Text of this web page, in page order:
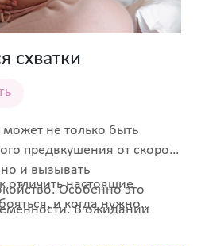
схватки
не только быть
предвкушения от скорой
и вызывать
Особенно это
В ожидании
отличить настоящие
и когда нужно